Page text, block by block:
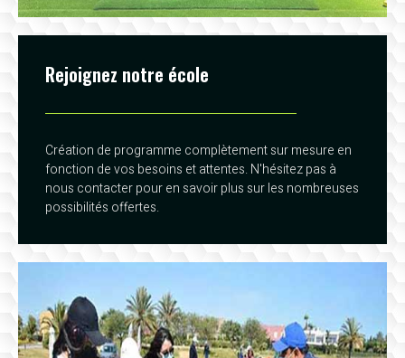
Rejoignez notre école
Création de programme complètement sur mesure en
fonction de vos besoins et attentes. N'hésitez pas à
nous contacter pour en savoir plus sur les nombreuses
possibilités offertes.